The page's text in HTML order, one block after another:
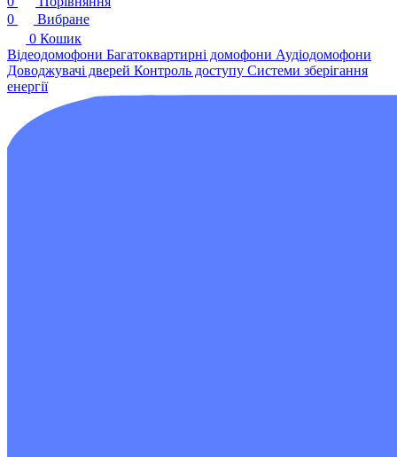
0
Вибране
0 Кошик
Відеодомофони Багатоквартирні домофони Аудіодомофони
Доводжувачі дверей Контроль доступу Системи зберігання
енергії